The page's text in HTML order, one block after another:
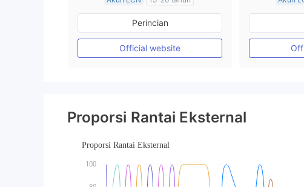
Diatur di Australia
Market Maker (MM)
Lisensi Penuh MT4
Perincian
Official website
Diatur
Lisensi
Proporsi Rantai Eksternal